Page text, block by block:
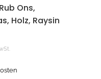
Ons,
Holz, Raysin